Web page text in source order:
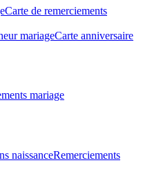
Carte de remerciements
mariageCarte anniversaire
mariage
naissanceRemerciements